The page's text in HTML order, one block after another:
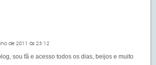
de 2011 às 23:12
sou fã e acesso todos os dias, beijos e muito